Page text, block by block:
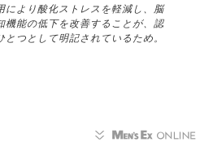
により酸化ストレスを軽減し、脳
機能の低下を改善することが、認
つとして明記されているため。